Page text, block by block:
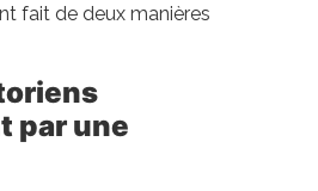
fait de deux manières
par une